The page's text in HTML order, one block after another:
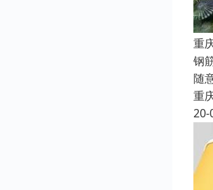
重
钢
随
重
20-